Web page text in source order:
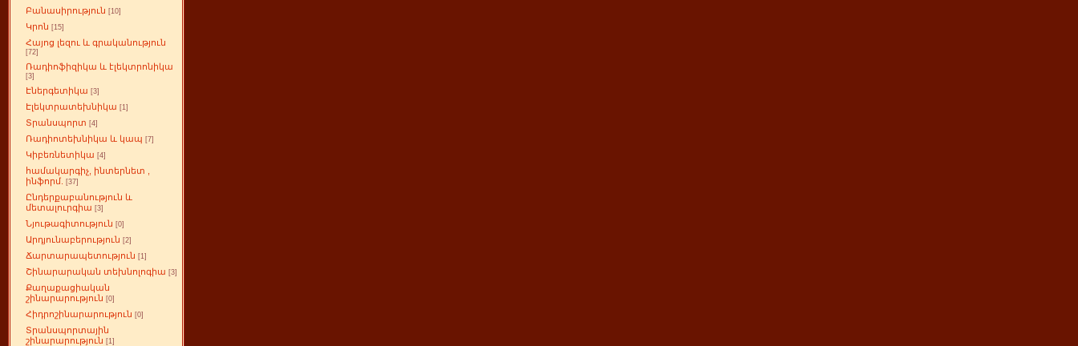
Բանասիրություն [10]
Կրոն [15]
Հայոց լեզու և գրականություն
[72]
Ռադիոֆիզիկա և էլեկտրոնիկա
[3]
Էներգետիկա [3]
Էլեկտրատեխնիկա [1]
Տրանսպորտ [4]
Ռադիոտեխնիկա և կապ [7]
Կիբեռնետիկա [4]
համակարգիչ, ինտերնետ ,
ինֆորմ.
[37]
Ընդերքաբանություն և
մետալուրգիա [3]
Նյութագիտություն [0]
Արդյունաբերություն [2]
Ճարտարապետություն [1]
Շինարարական տեխնոլոգիա [3]
Քաղաքացիական
շինարարություն [0]
Հիդրոշինարարություն [0]
Տրանսպորտային
շինարարություն [1]